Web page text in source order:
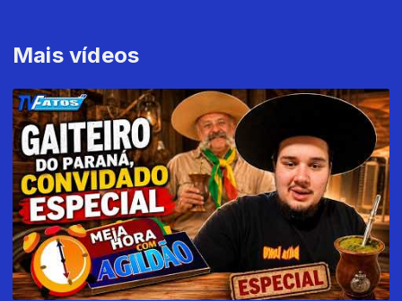
Mais vídeos